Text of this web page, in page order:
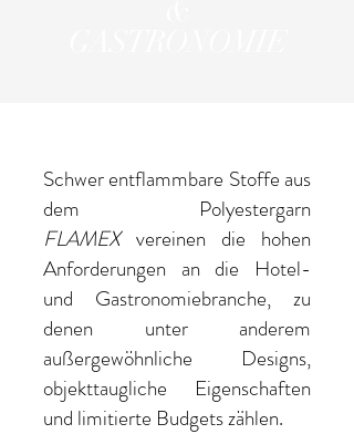
Schwer entflammbare Stoffe aus
dem Polyestergarn
FLAMEXvereinen die hohen
Anforderungen an die Hotel-
und Gastronomiebranche, zu
denen unter anderem
außergewöhnliche Designs,
objekttaugliche Eigenschaften
und limitierte Budgets zählen.